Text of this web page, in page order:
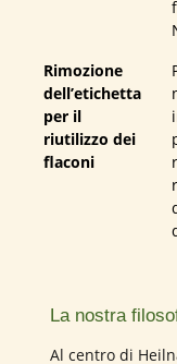
Rimozione
dell’etichetta
per il
riutilizzo dei
flaconi
La nostra
Al centro di